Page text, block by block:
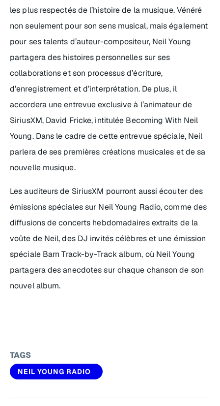
les plus respectés de l’histoire de la musique. Vénéré
non seulement pour son sens musical, mais également
pour ses talents d’auteur-compositeur, Neil Young
partagera des histoires personnelles sur ses
collaborations et son processus d’écriture,
d’enregistrement et d’interprétation. De plus, il
accordera une entrevue exclusive à l’animateur de
SiriusXM, David Fricke, intitulée Becoming With Neil
Young. Dans le cadre de cette entrevue spéciale, Neil
parlera de ses premières créations musicales et de sa
nouvelle musique.
Les auditeurs de SiriusXM pourront aussi écouter des
émissions spéciales sur Neil Young Radio, comme des
diffusions de concerts hebdomadaires extraits de la
voûte de Neil, des DJ invités célèbres et une émission
spéciale Barn Track-by-Track album, où Neil Young
partagera des anecdotes sur chaque chanson de son
nouvel album.
TAGS
NEIL YOUNG RADIO